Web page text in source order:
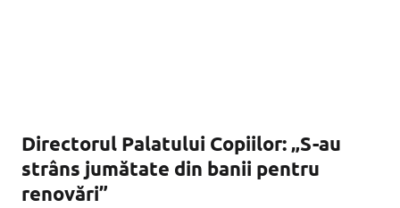
Directorul Palatului Copiilor: „S-au
strâns jumătate din banii pentru
renovări”